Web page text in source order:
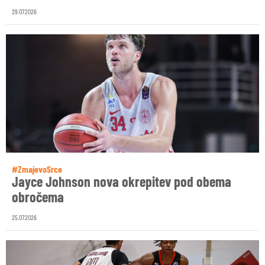
29.07.2026
#ZmajevoSrce
Jayce Johnson nova okrepitev pod obema
obročema
25.07.2026